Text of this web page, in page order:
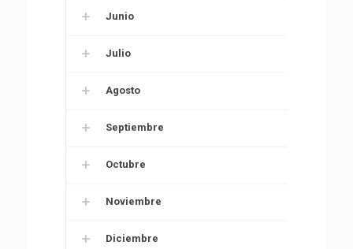
Junio
Julio
Agosto
Septiembre
Octubre
Noviembre
Diciembre